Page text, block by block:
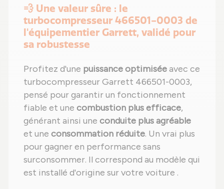
💨 Une valeur sûre : le
turbocompresseur 466501-0003 de
l'équipementier Garrett, validé pour
sa robustesse
Profitez d'une puissance optimiséeavec ce
turbocompresseur Garrett 466501-0003,
pensé pour garantir un fonctionnement
fiable et une combustion plus efficace,
générant ainsi une conduite plus agréable
et une consommation réduite. Un vrai plus
pour gagner en performance sans
surconsommer. Il correspond au modèle qui
est installé d'origine sur votre voiture .